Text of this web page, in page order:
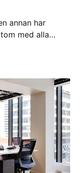
annan har
med alla